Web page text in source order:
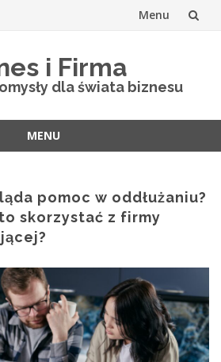
Menu
i Firma
dla świata biznesu
MENU
pomoc w oddłużaniu?
skorzystać z firmy